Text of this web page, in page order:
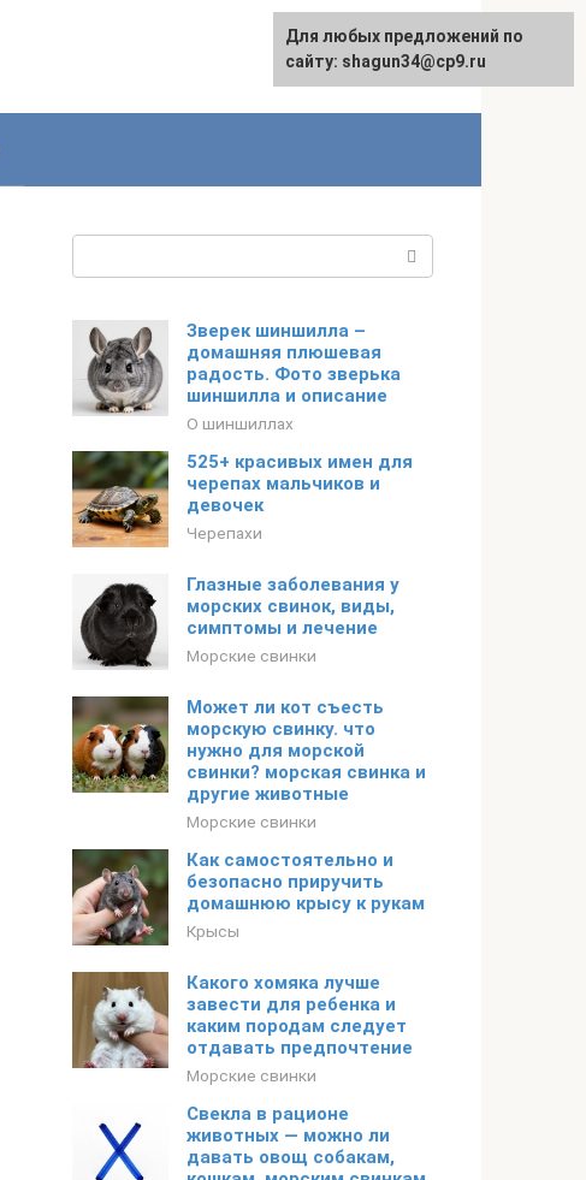
Зверек шиншилла –
домашняя плюшевая
радость. Фото зверька
шиншилла и описание
О шиншиллах
525+ красивых имен для
черепах мальчиков и
девочек
Черепахи
Глазные заболевания у
морских свинок, виды,
симптомы и лечение
Морские свинки
Может ли кот съесть
морскую свинку. что
нужно для морской
свинки? морская свинка и
другие животные
Морские свинки
Как самостоятельно и
безопасно приручить
домашнюю крысу к рукам
Крысы
Какого хомяка лучше
завести для ребенка и
каким породам следует
отдавать предпочтение
Морские свинки
Свекла в рационе
животных — можно ли
давать овощ собакам,
Для любых предложений по
сайту: shagun34@cp9.ru